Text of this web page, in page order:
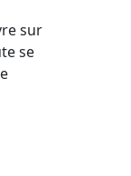
sur
se